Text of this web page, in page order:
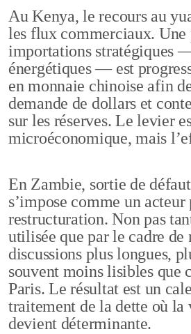
Au Kenya, le recours au
les flux commerciaux. Une
importations stratégiques
énergétiques — est
en monnaie chinoise afin
demande de dollars et
sur les réserves. Le levier
microéconomique, mais
En Zambie, sortie de
s’impose comme un
restructuration. Non pas
utilisée que par le cadre de
discussions plus longues,
souvent moins lisibles que
Paris. Le résultat est un
traitement de la dette où la
devient déterminante.